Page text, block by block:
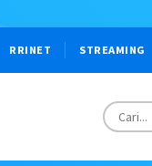
RRINET STREAMING